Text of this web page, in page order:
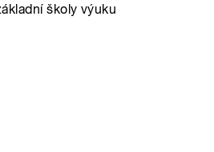
školy výuku